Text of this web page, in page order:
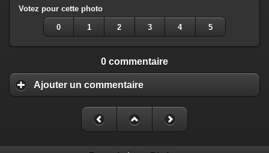
Votez pour cette photo
0 1 2 3 4 5
0 commentaire
Ajouter un commentaire